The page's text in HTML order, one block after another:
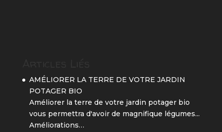
AMÉLIORER LA TERRE DE VOTRE JARDIN
POTAGER BIO
Améliorer la terre de votre jardin potager bio
vous permettra d'avoir de magnifique légumes...
Améliorations…